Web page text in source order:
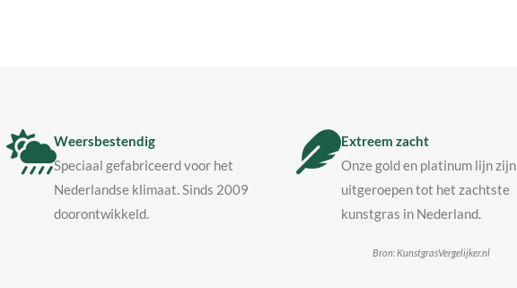
Weersbestendig
Speciaal gefabriceerd voor het
Nederlandse klimaat. Sinds 2009
doorontwikkeld.
Extreem zacht
Onze gold en platinum lijn zijn
uitgeroepen tot het zachtste
kunstgras in Nederland.
Bron: KunstgrasVergelijker.nl